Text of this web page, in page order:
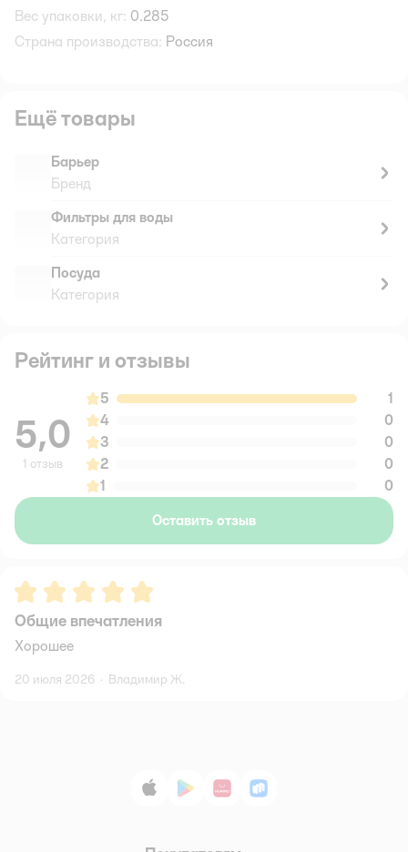
Вес упаковки, кг: 0.285
Страна производства: Россия
Ещё товары
Барьер
Бренд
Фильтры для воды
Категория
Посуда
Категория
Рейтинг и отзывы
5,0
1 отзыв
5
1
4
0
3
0
2
0
1
0
Оставить отзыв
Рейтинг:5
Общие впечатления
Хорошее
20 июля 2026 · Владимир Ж.
App StoreGoogle Play
AppGallery
RuStore